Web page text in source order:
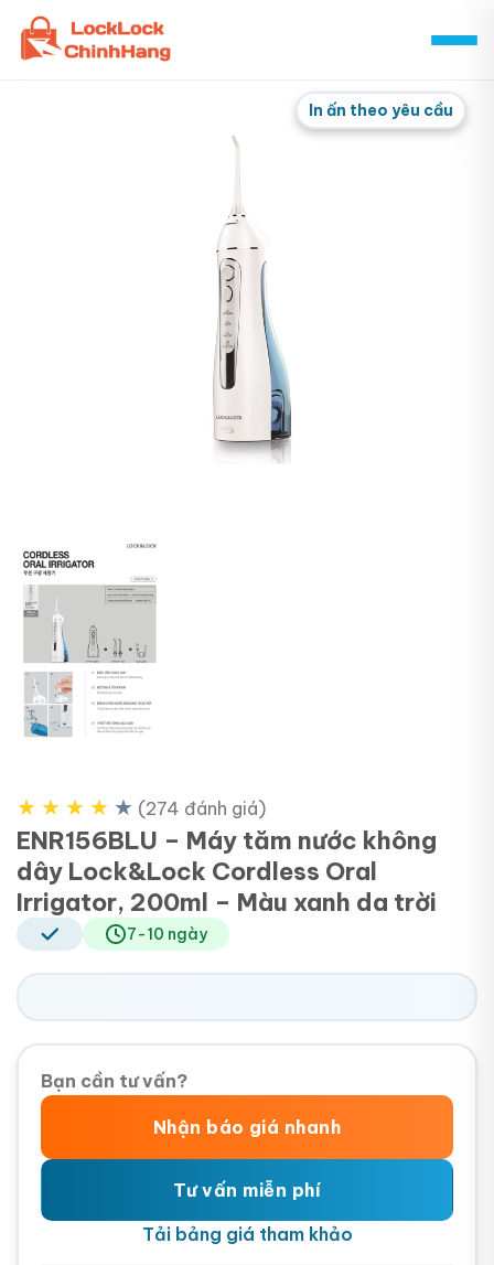
Skip
content
In ấn theo yêu cầu
★ ★ ★ ★ ★ (274 đánh giá)
ENR156BLU – Máy tăm nước không
dây Lock&Lock Cordless Oral
Irrigator, 200ml – Màu xanh da trời
7-10 ngày
Bạn cần tư vấn?
Nhận báo giá nhanh
Tư vấn miễn phí
Tải bảng giá tham khảo